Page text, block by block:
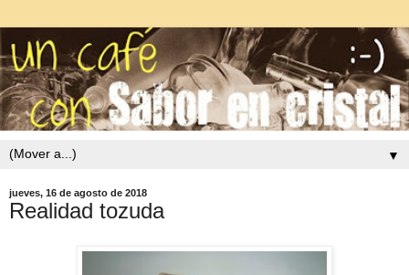
▼
jueves, 16 de agosto de 2018
Realidad tozuda